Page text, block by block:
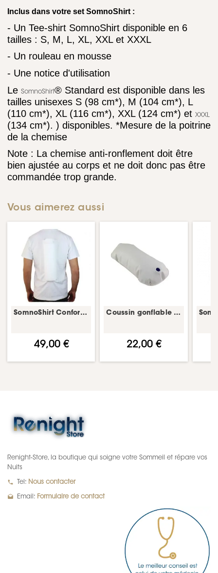
Inclus dans votre set SomnoShirt :
- Un Tee-shirt SomnoShirt disponible en 6
tailles : S, M, L, XL, XXL et XXXL
- Un rouleau en mousse
- Une notice d'utilisation
Le SomnoShirt® Standard est disponible dans les
tailles unisexes S (98 cm*), M (104 cm*), L
(110 cm*), XL (116 cm*), XXL (124 cm*) et XXXL
(134 cm*). ) disponibles. *Mesure de la poitrine
de la chemise
Note : La chemise anti-ronflement doit être
bien ajustée au corps et ne doit donc pas être
commandée trop grande.
Vous aimerez aussi
SomnoShirt Confort avec coussin d'air – thérapie positionnelle anti-ronflement
49,00 €
Coussin gonflable SomnoShirt – bulle/coussin masque CPAP
22,00 €
Renight-Store, la boutique qui soigne votre Sommeil et répare vos
Nuits
local_phone Tel: Nous contacter
drafts Email: Formulaire de contact